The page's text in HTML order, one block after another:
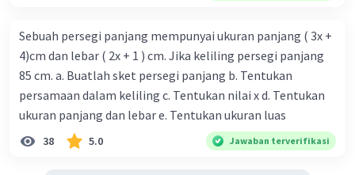
Sebuah persegi panjang mempunyai ukuran panjang ( 3x +
4)cm dan lebar ( 2x + 1 ) cm. Jika keliling persegi panjang
85 cm. a. Buatlah sket persegi panjang b. Tentukan
persamaan dalam keliling c. Tentukan nilai x d. Tentukan
ukuran panjang dan lebar e. Tentukan ukuran luas
38 5.0 Jawaban terverifikasi